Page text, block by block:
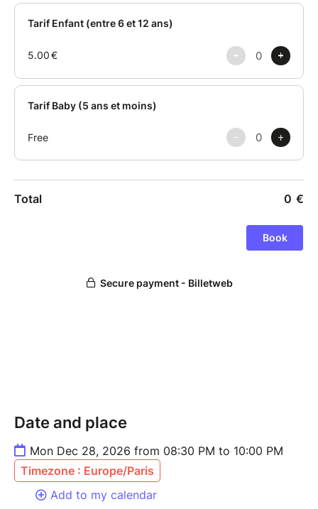
Tony Renis, Byron Cage, Earth Wind & Fire, Raymond
Myles, Rhoda Scott, et bien d’autres encore.
Quand Nicole Slack Jones & The Soul Sisters unissent
leurs voix, c’est une véritable communion musicale
Basilique Saint-Bonaventure de Lyon. Leurs voix
exceptionnelles feront résonner en vous une énergie
nouvelle et irrésistible — il ne serait pas étonnant que
célébration de la musique et de la joie de vivre — un
chaleureuse, de partage et d’émotion, où la musique
unit, élève et transporte. Parfait pour les fêtes de fin
Infoline : 06 75 00 78 04
Date and place
Mon Dec 28, 2026 from 08:30 PM to 10:00 PM
Timezone : Europe/Paris
Add to my calendar